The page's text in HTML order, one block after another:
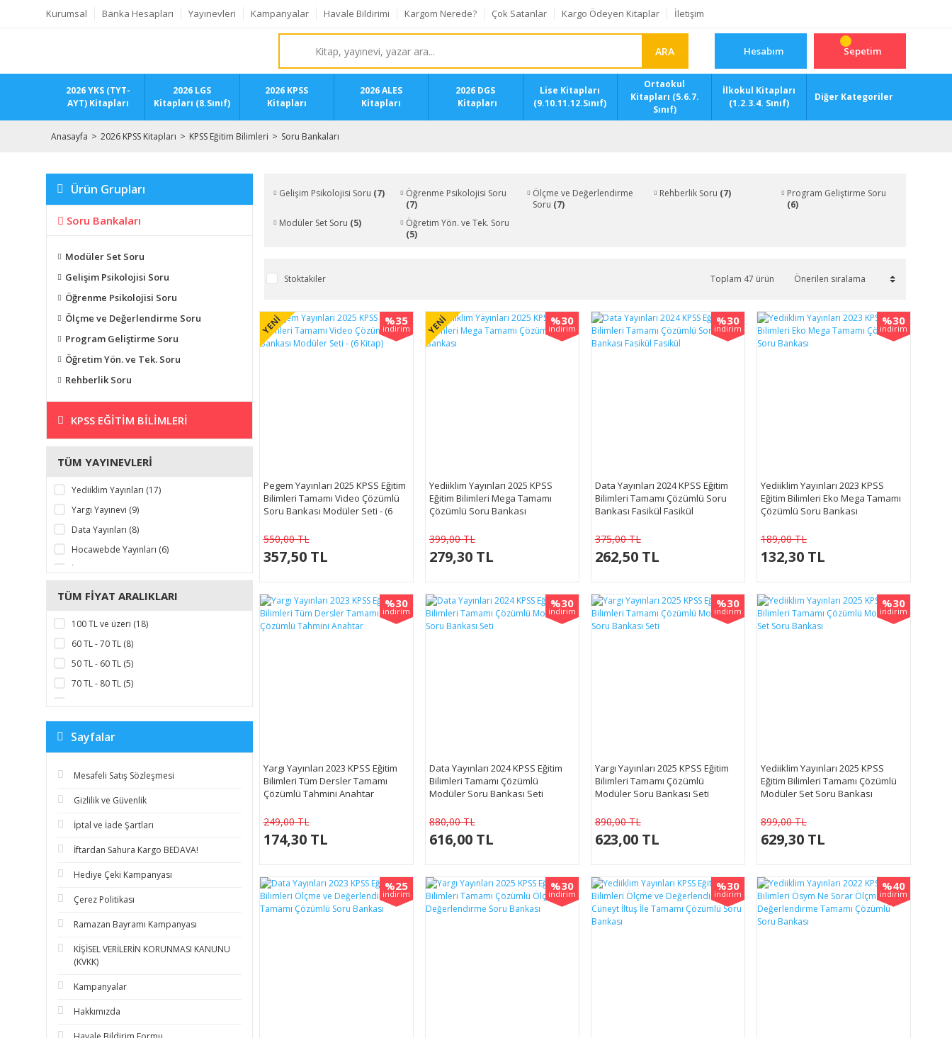
Kurumsal Banka Hesapları Yayınevleri Kampanyalar Havale Bildirimi Kargom Nerede? Çok Satanlar Kargo Ödeyen Kitaplar İletişim
ARA Hesabım Sepetim
2026 YKS (TYT-
AYT) Kitapları
2026 LGS
Kitapları (8.Sınıf)
2026 KPSS
Kitapları
2026 ALES
Kitapları
2026 DGS
Kitapları
Lise Kitapları
(9.10.11.12.Sınıf)
Ortaokul
Kitapları (5.6.7.
Sınıf)
İlkokul Kitapları
(1.2.3.4. Sınıf)
Diğer Kategoriler
Anasayfa 2026 KPSS Kitapları KPSS Eğitim Bilimleri Soru Bankaları
Ürün Grupları
Soru Bankaları
Modüler Set Soru
Gelişim Psikolojisi Soru
Öğrenme Psikolojisi Soru
Ölçme ve Değerlendirme Soru
Program Geliştirme Soru
Öğretim Yön. ve Tek. Soru
Rehberlik Soru
KPSS EĞITIM BILIMLERI
TÜM YAYINEVLERI
Yediiklim Yayınları (17)
Yargı Yayınevi (9)
Data Yayınları (8)
Hocawebde Yayınları (6)
İsem Yayınları (6)
Pegem Akademi Yayınları (1)
TÜM FIYAT ARALIKLARI
100 TL ve üzeri (18)
60 TL - 70 TL (8)
50 TL - 60 TL (5)
70 TL - 80 TL (5)
40 TL - 50 TL (3)
80 TL - 90 TL (3)
Sayfalar
Mesafeli Satış Sözleşmesi
Gizlilik ve Güvenlik
İptal ve İade Şartları
İftardan Sahura Kargo BEDAVA!
Hediye Çeki Kampanyası
Çerez Politikası
Ramazan Bayramı Kampanyası
KİŞİSEL VERİLERİN KORUNMASI KANUNU
(KVKK)
Kampanyalar
Hakkımızda
Gelişim Psikolojisi Soru (7)
Öğrenme Psikolojisi Soru
(7)
Ölçme ve Değerlendirme
Soru (7)
Rehberlik Soru (7)
Program Geliştirme Soru
(6)
Modüler Set Soru (5)
Öğretim Yön. ve Tek. Soru
(5)
Stoktakiler Toplam 47 ürün
%35
indirim
YENİ
Pegem Yayınları 2025 KPSS Eğitim
Bilimleri Tamamı Video Çözümlü
Soru Bankası Modüler Seti - (6
550,00 TL
357,50 TL
%30
indirim
YENİ
Yediiklim Yayınları 2025 KPSS
Eğitim Bilimleri Mega Tamamı
Çözümlü Soru Bankası
399,00 TL
279,30 TL
%30
indirim
Data Yayınları 2024 KPSS Eğitim
Bilimleri Tamamı Çözümlü Soru
Bankası Fasikül Fasikül
375,00 TL
262,50 TL
%30
indirim
Yediiklim Yayınları 2023 KPSS
Eğitim Bilimleri Eko Mega Tamamı
Çözümlü Soru Bankası
189,00 TL
132,30 TL
%30
indirim
Yargı Yayınları 2023 KPSS Eğitim
Bilimleri Tüm Dersler Tamamı
Çözümlü Tahmini Anahtar
249,00 TL
174,30 TL
%30
indirim
Data Yayınları 2024 KPSS Eğitim
Bilimleri Tamamı Çözümlü
Modüler Soru Bankası Seti
880,00 TL
616,00 TL
%30
indirim
Yargı Yayınları 2025 KPSS Eğitim
Bilimleri Tamamı Çözümlü
Modüler Soru Bankası Seti
890,00 TL
623,00 TL
%30
indirim
Yediiklim Yayınları 2025 KPSS
Eğitim Bilimleri Tamamı Çözümlü
Modüler Set Soru Bankası
899,00 TL
629,30 TL
%25
indirim
%30
indirim
%30
indirim
%40
indirim